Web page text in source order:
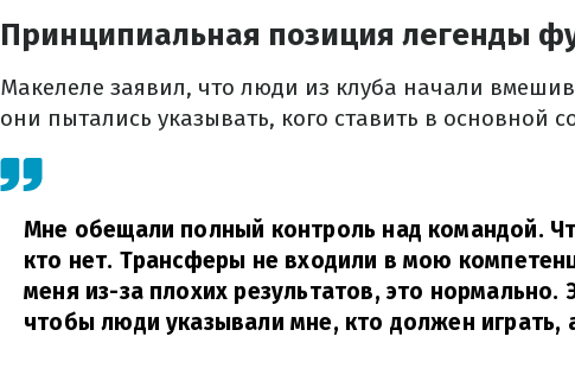
Принципиальная позиция легенды
Макелеле заявил, что люди из клуба начали
они пытались указывать, кого ставить в основной
Мне обещали полный контроль над командой.
кто нет. Трансферы не входили в мою
меня из-за плохих результатов, это нормально.
чтобы люди указывали мне, кто должен играть,